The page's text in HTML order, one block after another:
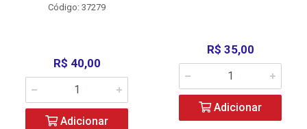
Código: 37279
R$ 40,00
Adicionar
R$ 35,00
Adicionar